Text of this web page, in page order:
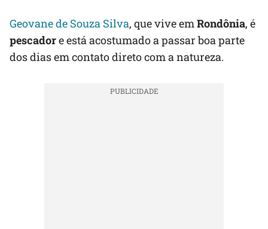
Geovane de Souza Silva, que vive emRondônia, é
pescadore está acostumado a passar boa parte
dos dias em contato direto com a natureza.